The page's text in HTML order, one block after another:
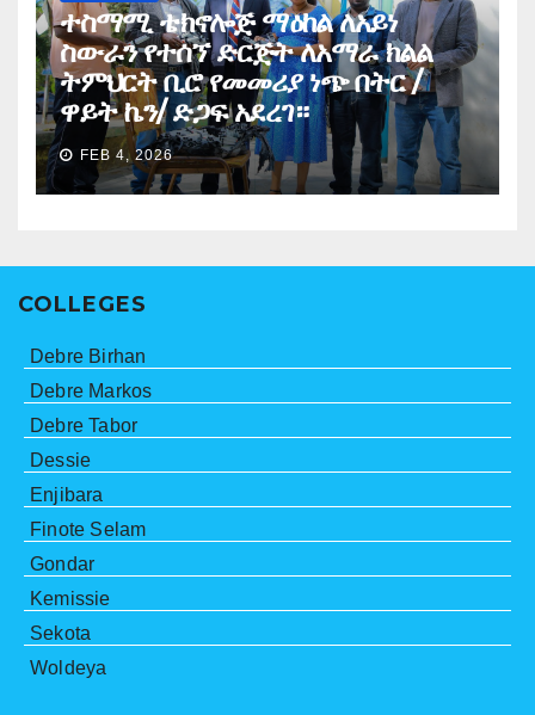
ተስማሚ ቴክኖሎጅ ማዕከል ለአይነ
ስውራን የተሰኘ ድርጅት ለአማራ ክልል
ትምህርት ቢሮ የመመሪያ ነጭ በትር /
ዋይት ኬን/ ድጋፍ አደረገ።
FEB 4, 2026
COLLEGES
Debre Birhan
Debre Markos
Debre Tabor
Dessie
Enjibara
Finote Selam
Gondar
Kemissie
Sekota
Woldeya